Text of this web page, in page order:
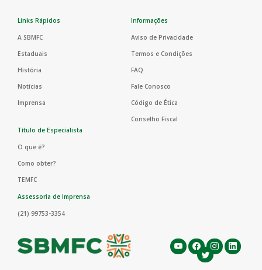
Links Rápidos
A SBMFC
Estaduais
História
Notícias
Imprensa
Informações
Aviso de Privacidade
Termos e Condições
FAQ
Fale Conosco
Código de Ética
Conselho Fiscal
Título de Especialista
O que é?
Como obter?
TEMFC
Assessoria de Imprensa
(21) 99753-3354